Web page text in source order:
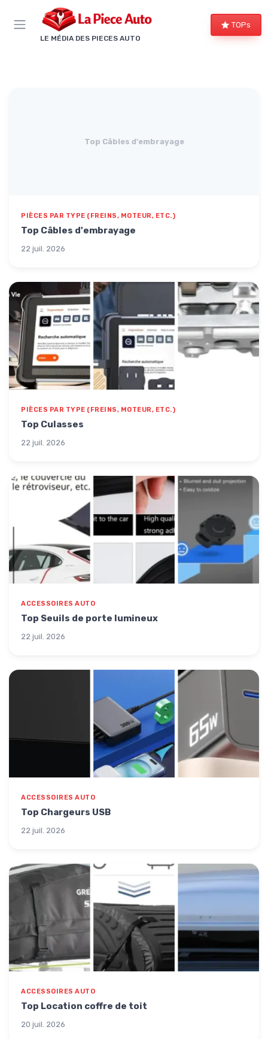
LE MÉDIA DES PIECES AUTO
TOPs
Top Câbles d'embrayage
PIÈCES PAR TYPE (FREINS, MOTEUR, ETC.)
Top Câbles d'embrayage
22 juil. 2026
PIÈCES PAR TYPE (FREINS, MOTEUR, ETC.)
Top Culasses
22 juil. 2026
ACCESSOIRES AUTO
Top Seuils de porte lumineux
22 juil. 2026
ACCESSOIRES AUTO
Top Chargeurs USB
22 juil. 2026
ACCESSOIRES AUTO
Top Location coffre de toit
20 juil. 2026
Panneau de gestion des cookies